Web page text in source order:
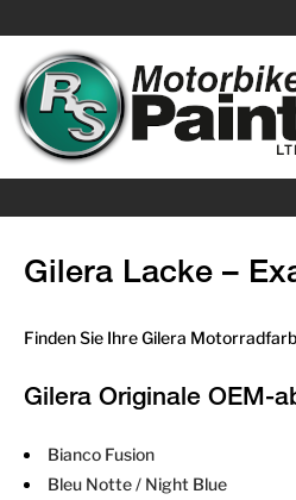
Gilera Lacke –
Finden Sie Ihre Gilera
Gilera Originale OEM-
Bianco Fusion
Bleu Notte / Night Blue